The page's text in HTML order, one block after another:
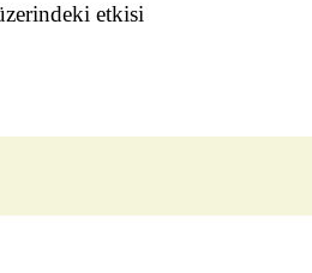
etkisi